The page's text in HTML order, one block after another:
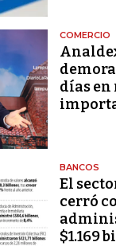
COMERCIO
días en
BANCOS
El
cerró
$1.169